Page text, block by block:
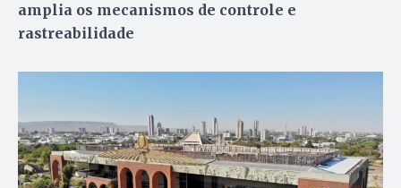
amplia os mecanismos de controle e
rastreabilidade